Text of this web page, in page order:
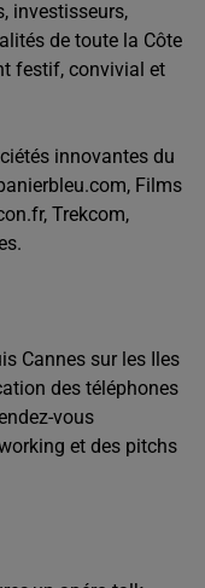
investisseurs,
de toute la Côte
festif, convivial et
innovantes du
Films
Trekcom,
Cannes sur les Iles
des téléphones
vous
et des pitchs